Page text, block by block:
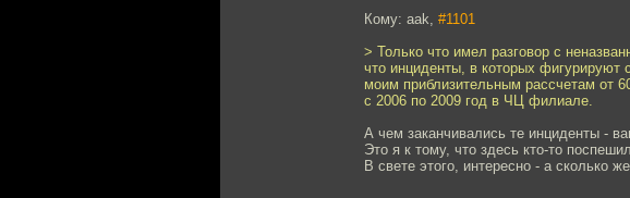
Кому: aak, #1101
> Только что имел разговор с
что инциденты, в которых
моим приблизительным рассчетам от
с 2006 по 2009 год в ЧЦ филиале.
А чем заканчивались те инциденты -
Это я к тому, что здесь кто-то
В свете этого, интересно - а сколько